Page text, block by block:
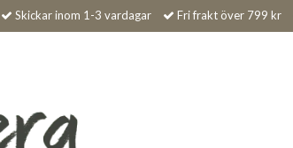
Skickar inom 1-3 vardagar Fri frakt över 799 kr